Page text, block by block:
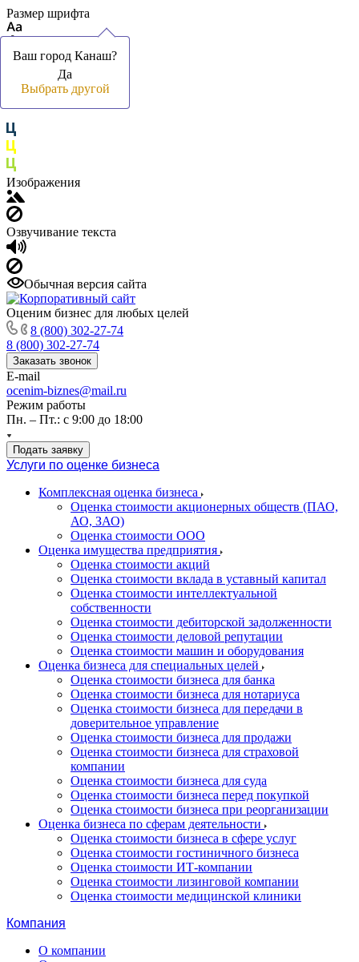
Размер шрифта
Цвет фона и шрифта
Изображения
Озвучивание текста
Обычная версия сайта
Оценим бизнес для любых целей
8 (800) 302-27-74
8 (800) 302-27-74
Заказать звонок
E-mail
ocenim-biznes@mail.ru
Режим работы
Пн. – Пт.: с 9:00 до 18:00
Подать заявку
Услуги по оценке бизнеса
Комплексная оценка бизнеса
Оценка стоимости акционерных обществ (ПАО,
АО, ЗАО)
Оценка стоимости ООО
Оценка имущества предприятия
Оценка стоимости акций
Оценка стоимости вклада в уставный капитал
Оценка стоимости интеллектуальной
собственности
Оценка стоимости дебиторской задолженности
Оценка стоимости деловой репутации
Оценка стоимости машин и оборудования
Оценка бизнеса для специальных целей
Оценка стоимости бизнеса для банка
Оценка стоимости бизнеса для нотариуса
Оценка стоимости бизнеса для передачи в
доверительное управление
Оценка стоимости бизнеса для продажи
Оценка стоимости бизнеса для страховой
компании
Оценка стоимости бизнеса для суда
Оценка стоимости бизнеса перед покупкой
Оценка стоимости бизнеса при реорганизации
Оценка бизнеса по сферам деятельности
Оценка стоимости бизнеса в сфере услуг
Оценка стоимости гостиничного бизнеса
Оценка стоимости ИТ-компании
Оценка стоимости лизинговой компании
Оценка стоимости медицинской клиники
Компания
О компании
Ваш город Канаш?
Да
Выбрать другой
Ваш город Канаш?
Да
Выбрать другой